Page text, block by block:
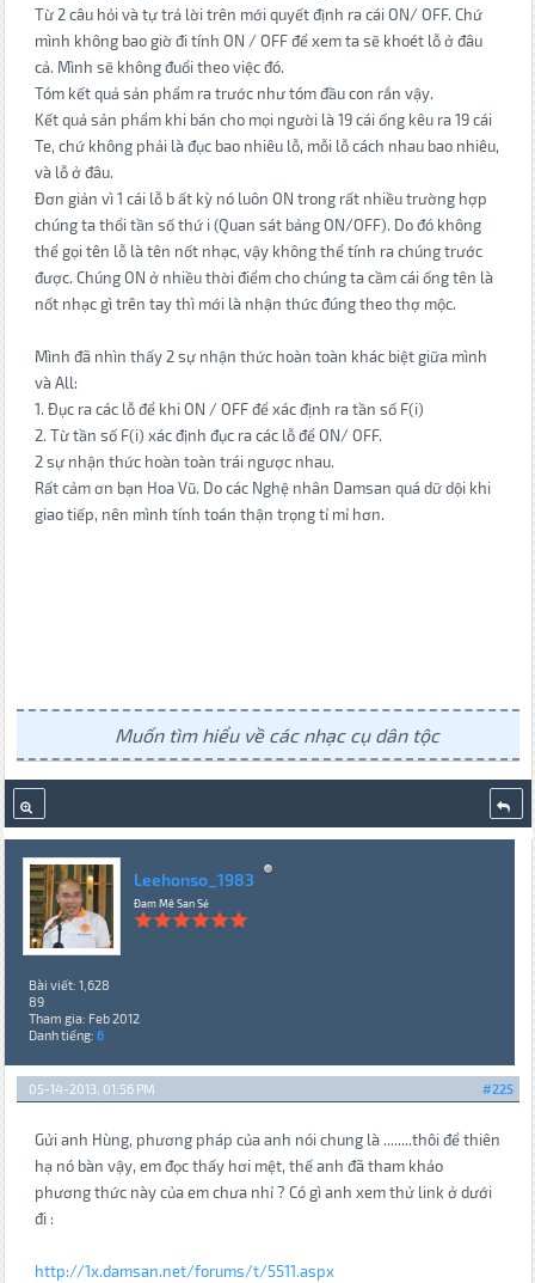
Từ 2 câu hỏi và tự trả lời trên mới quyết định ra cái ON/ OFF. Chứ
mình không bao giờ đi tính ON / OFF để xem ta sẽ khoét lỗ ở đâu
cả. Mình sẽ không đuổi theo việc đó.
Tóm kết quả sản phẩm ra trước như tóm đầu con rắn vậy.
Kết quả sản phẩm khi bán cho mọi người là 19 cái ống kêu ra 19 cái
Te, chứ không phải là đục bao nhiêu lỗ, mỗi lỗ cách nhau bao nhiêu,
và lỗ ở đâu.
Đơn giản vì 1 cái lỗ b ất kỳ nó luôn ON trong rất nhiều trường hợp
chúng ta thổi tần số thứ i (Quan sát bảng ON/OFF). Do đó không
thể gọi tên lỗ là tên nốt nhạc, vậy không thể tính ra chúng trước
được. Chúng ON ở nhiều thời điểm cho chúng ta cầm cái ống tên là
nốt nhạc gì trên tay thì mới là nhận thức đúng theo thợ mộc.
Mình đã nhìn thấy 2 sự nhận thức hoàn toàn khác biệt giữa mình
và All:
1. Đục ra các lỗ để khi ON / OFF để xác định ra tần số F(i)
2. Từ tần số F(i) xác định đục ra các lỗ để ON/ OFF.
2 sự nhận thức hoàn toàn trái ngược nhau.
Rất cảm ơn bạn Hoa Vũ. Do các Nghệ nhân Damsan quá dữ dội khi
giao tiếp, nên mình tính toán thận trọng tỉ mỉ hơn.
Muốn tìm hiểu về các nhạc cụ dân tộc
Leehonso_1983
Đam Mê San Sẻ
Bài viết: 1,628
89
Tham gia: Feb 2012
Danh tiếng: 6
#225
05-14-2013, 01:56 PM
Gửi anh Hùng, phương pháp của anh nói chung là ........thôi để thiên
hạ nó bàn vậy, em đọc thấy hơi mệt, thế anh đã tham khảo
phương thức này của em chưa nhỉ ? Có gì anh xem thử link ở dưới
đi :
http://1x.damsan.net/forums/t/5511.aspx